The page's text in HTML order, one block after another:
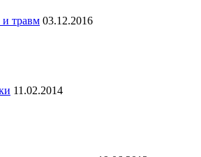
травм 03.12.2016
11.02.2014